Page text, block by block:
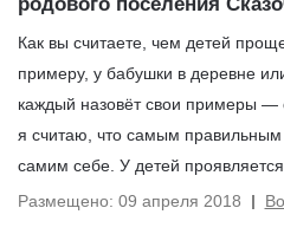
Как вы считаете, чем детей
примеру, у бабушки в деревне
каждый назовёт свои примеры
я считаю, что самым правильным
самим себе. У детей
Размещено: 09 апреля 2018